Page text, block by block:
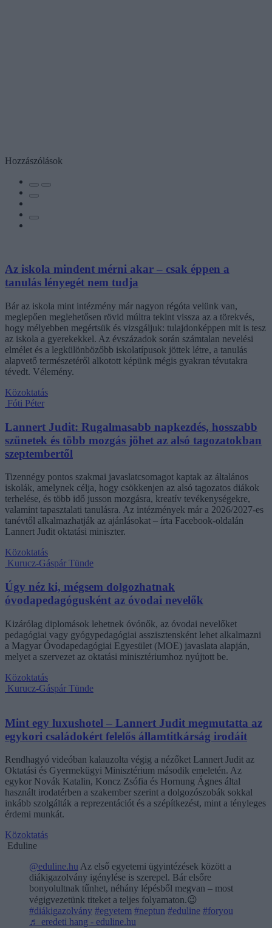
Hozzászólások
Az iskola mindent mérni akar – csak éppen a
tanulás lényegét nem tudja
Bár az iskola mint intézmény már nagyon régóta velünk van,
meglepően meglehetősen rövid múltra tekint vissza az a törekvés,
hogy mélyebben megértsük és vizsgáljuk: tulajdonképpen mit is tesz
az iskola a gyerekekkel. Az évszázadok során számtalan nevelési
elmélet és a legkülönbözőbb iskolatípusok jöttek létre, a tanulás
alapvető természetéről alkotott képünk mégis gyakran tévutakra
tévedt. Vélemény.
Közoktatás
Fóti Péter
Lannert Judit: Rugalmasabb napkezdés, hosszabb
szünetek és több mozgás jöhet az alsó tagozatokban
szeptembertől
Tizennégy pontos szakmai javaslatcsomagot kaptak az általános
iskolák, amelynek célja, hogy csökkenjen az alsó tagozatos diákok
terhelése, és több idő jusson mozgásra, kreatív tevékenységekre,
valamint tapasztalati tanulásra. Az intézmények már a 2026/2027-es
tanévtől alkalmazhatják az ajánlásokat – írta Facebook-oldalán
Lannert Judit oktatási miniszter.
Közoktatás
Kurucz-Gáspár Tünde
Úgy néz ki, mégsem dolgozhatnak
óvodapedagógusként az óvodai nevelők
Kizárólag diplomások lehetnek óvónők, az óvodai nevelőket
pedagógiai vagy gyógypedagógiai asszisztensként lehet alkalmazni
a Magyar Óvodapedagógiai Egyesület (MOE) javaslata alapján,
melyet a szervezet az oktatási minisztériumhoz nyújtott be.
Közoktatás
Kurucz-Gáspár Tünde
Mint egy luxushotel – Lannert Judit megmutatta az
egykori családokért felelős államtitkárság irodáit
Rendhagyó videóban kalauzolta végig a nézőket Lannert Judit az
Oktatási és Gyermekügyi Minisztérium második emeletén. Az
egykor Novák Katalin, Koncz Zsófia és Hornung Ágnes által
használt irodatérben a szakember szerint a dolgozószobák sokkal
inkább szolgálták a reprezentációt és a szépítkezést, mint a tényleges
érdemi munkát.
Közoktatás
Eduline
@eduline.hu Az első egyetemi ügyintézések között a
diákigazolvány igénylése is szerepel. Bár elsőre
bonyolultnak tűnhet, néhány lépésből megvan – most
végigvezetünk titeket a teljes folyamaton.😉
#diákigazolvány #egyetem #neptun #eduline #foryou
♬ eredeti hang - eduline.hu